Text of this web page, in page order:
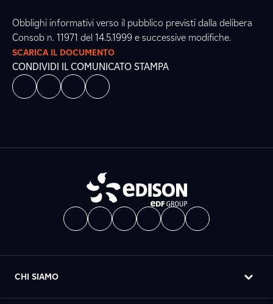
Obblighi informativi verso il pubblico previsti dalla delibera
Consob n. 11971 del 14.5.1999 e successive modifiche.
SCARICA IL DOCUMENTO
CONDIVIDI IL COMUNICATO STAMPA
CHI SIAMO